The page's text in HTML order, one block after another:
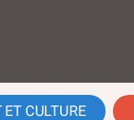
ET CULTURE